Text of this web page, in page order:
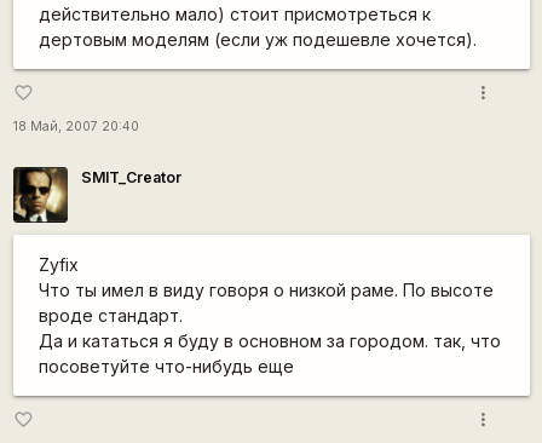
действительно мало) стоит присмотреться к
дертовым моделям (если уж подешевле хочется).
favorite_border
18 Май, 2007 20:40
more_vert
SMIT_Creator
Zyfix
Что ты имел в виду говоря о низкой раме. По высоте
вроде стандарт.
Да и кататься я буду в основном за городом. так, что
посоветуйте что-нибудь еще
favorite_border more_vert